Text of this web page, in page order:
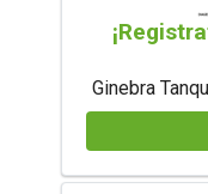
Ginebra